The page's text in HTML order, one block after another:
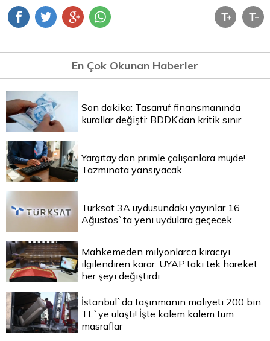
En Çok Okunan Haberler
Son dakika: Tasarruf finansmanında
kurallar değişti: BDDK’dan kritik sınır
Yargıtay’dan primle çalışanlara müjde!
Tazminata yansıyacak
Türksat 3A uydusundaki yayınlar 16
Ağustos`ta yeni uydulara geçecek
Mahkemeden milyonlarca kiracıyı
ilgilendiren karar: UYAP’taki tek hareket
her şeyi değiştirdi
İstanbul`da taşınmanın maliyeti 200 bin
TL`ye ulaştı! İşte kalem kalem tüm
masraflar